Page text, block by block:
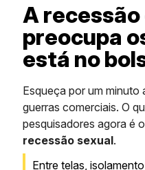
A recessão
preocupa
está no
Esqueça por um minuto
guerras comerciais. O
pesquisadores agora é
recessão sexual.
Entre telas,